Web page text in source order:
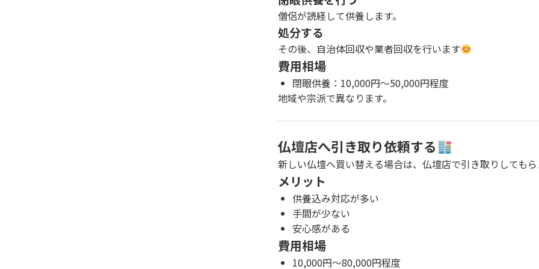
僧侶が読経して供養します。
処分する
その後、自治体回収や業者回収を行います
費用相場
閉眼供養：10,000円〜50,000円程度
地域や宗派で異なります。
仏壇店へ引き取り依頼する
新しい仏壇へ買い替える場合は、仏壇店で引き取りしても
メリット
供養込み対応が多い
手間が少ない
安心感がある
費用相場
10,000円〜80,000円程度